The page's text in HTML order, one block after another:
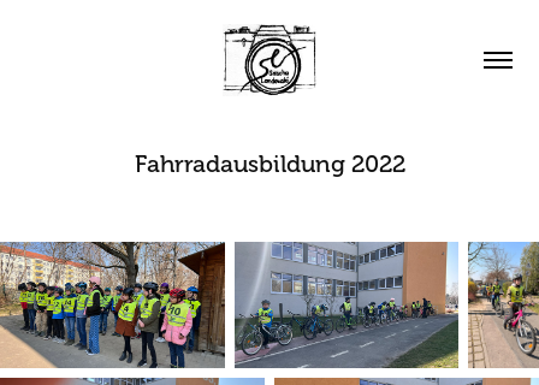
Fahrradausbildung 2022